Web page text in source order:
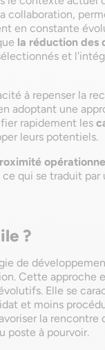
collaboration,
en constante
la réduction des
et
à repenser la
adoptant une
rapidement les
leurs potentiels.
qui se traduit par
?
de
Cette approche
Elle se
et moins
la rencontre
poste à pourvoir.